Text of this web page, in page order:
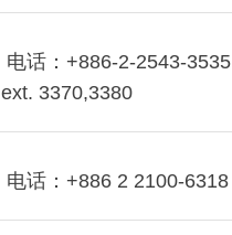
电话：+886-2-2543-3535
ext. 3370,3380
电话：+886 2 2100-6318